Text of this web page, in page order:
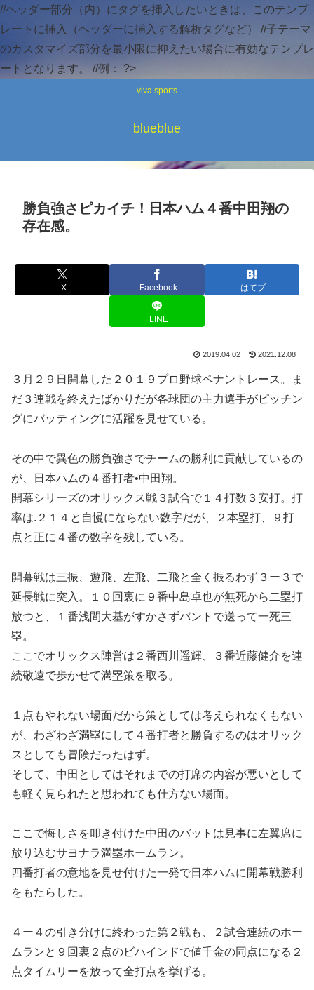
//ヘッダー部分（内）にタグを挿入したいときは、このテンプ
レートに挿入（ヘッダーに挿入する解析タグなど） //子テーマ
のカスタマイズ部分を最小限に抑えたい場合に有効なテンプレ
ートとなります。 //例：
?>
viva sports
blueblue
勝負強さピカイチ！日本ハム４番中田翔の
存在感。
X Facebook はてブ
LINE
2019.04.02 2021.12.08
３月２９日開幕した２０１９プロ野球ペナントレース。ま
だ３連戦を終えたばかりだが各球団の主力選手がピッチン
グにバッティングに活躍を見せている。
その中で異色の勝負強さでチームの勝利に貢献しているの
が、日本ハムの４番打者•中田翔。
開幕シリーズのオリックス戦３試合で１４打数３安打。打
率は.２１４と自慢にならない数字だが、２本塁打、９打
点と正に４番の数字を残している。
開幕戦は三振、遊飛、左飛、二飛と全く振るわず３ー３で
延長戦に突入。１０回裏に９番中島卓也が無死から二塁打
放つと、１番浅間大基がすかさずバントで送って一死三
塁。
ここでオリックス陣営は２番西川遥輝、３番近藤健介を連
続敬遠で歩かせて満塁策を取る。
１点もやれない場面だから策としては考えられなくもない
が、わざわざ満塁にして４番打者と勝負するのはオリック
スとしても冒険だったはず。
そして、中田としてはそれまでの打席の内容が悪いとして
も軽く見られたと思われても仕方ない場面。
ここで悔しさを叩き付けた中田のバットは見事に左翼席に
放り込むサヨナラ満塁ホームラン。
四番打者の意地を見せ付けた一発で日本ハムに開幕戦勝利
をもたらした。
４ー４の引き分けに終わった第２戦も、２試合連続のホー
ムランと９回裏２点のビハインドで値千金の同点になる２
点タイムリーを放って全打点を挙げる。